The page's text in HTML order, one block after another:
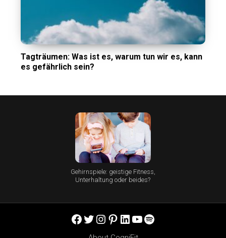
Tagträumen: Was ist es, warum tun wir es, kann
es gefährlich sein?
Gehirnspiele: geistige Fitness,
Unterhaltung oder beides?
Facebook
Twitter
Instagram
Pinterest
LinkedIn
YouTube
Spotify